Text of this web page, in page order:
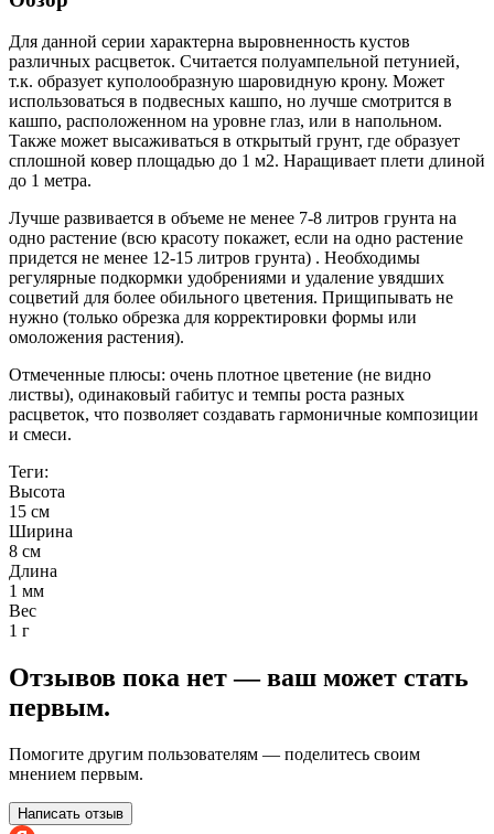
Для данной серии характерна выровненность кустов
различных расцветок. Считается полуампельной петунией,
т.к. образует куполообразную шаровидную крону. Может
использоваться в подвесных кашпо, но лучше смотрится в
кашпо, расположенном на уровне глаз, или в напольном.
Также может высаживаться в открытый грунт, где образует
сплошной ковер площадью до 1 м2. Наращивает плети длиной
до 1 метра.
Лучше развивается в объеме не менее 7-8 литров грунта на
одно растение (всю красоту покажет, если на одно растение
придется не менее 12-15 литров грунта) . Необходимы
регулярные подкормки удобрениями и удаление увядших
соцветий для более обильного цветения. Прищипывать не
нужно (только обрезка для корректировки формы или
омоложения растения).
Отмеченные плюсы: очень плотное цветение (не видно
листвы), одинаковый габитус и темпы роста разных
расцветок, что позволяет создавать гармоничные композиции
и смеси.
Теги:
Высота
15 см
Ширина
8 см
Длина
1 мм
Вес
1 г
Отзывов пока нет — ваш может стать
первым.
Помогите другим пользователям — поделитесь своим
мнением первым.
Написать отзыв